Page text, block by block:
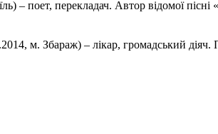
– поет, перекладач. Автор відомої
м. Збараж) – лікар, громадський діяч.